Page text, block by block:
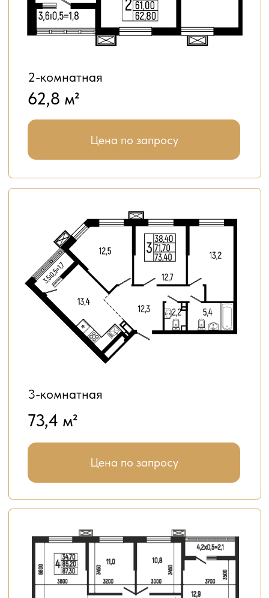
пентхаус
Цена по запросу
ДОМ - ЭТО НЕ МЕСТО,
А СОСТОЯНИЕ ДУШИ
ул. Васильева К.А., 9
до центра на машине
10 минут
до остановки
общественного транспорта
50 метров